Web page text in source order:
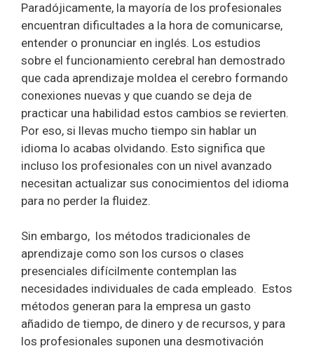
Paradójicamente, la mayoría de los profesionales
encuentran dificultades a la hora de comunicarse,
entender o pronunciar en inglés. Los estudios
sobre el funcionamiento cerebral han demostrado
que cada aprendizaje moldea el cerebro formando
conexiones nuevas y que cuando se deja de
practicar una habilidad estos cambios se revierten.
Por eso, si llevas mucho tiempo sin hablar un
idioma lo acabas olvidando. Esto significa que
incluso los profesionales con un nivel avanzado
necesitan actualizar sus conocimientos del idioma
para no perder la fluidez.
Sin embargo, los métodos tradicionales de
aprendizaje como son los cursos o clases
presenciales difícilmente contemplan las
necesidades individuales de cada empleado. Estos
métodos generan para la empresa un gasto
añadido de tiempo, de dinero y de recursos, y para
los profesionales suponen una desmotivación